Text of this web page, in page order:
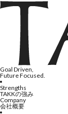
Goal Driven,
Future Focused.
Strengths
TAKKの強み
Company
会社概要